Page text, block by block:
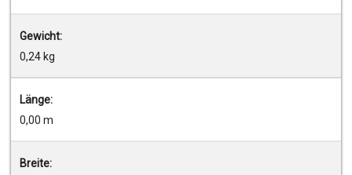
Gewicht:
0,24 kg
Länge:
0,00 m
Breite: